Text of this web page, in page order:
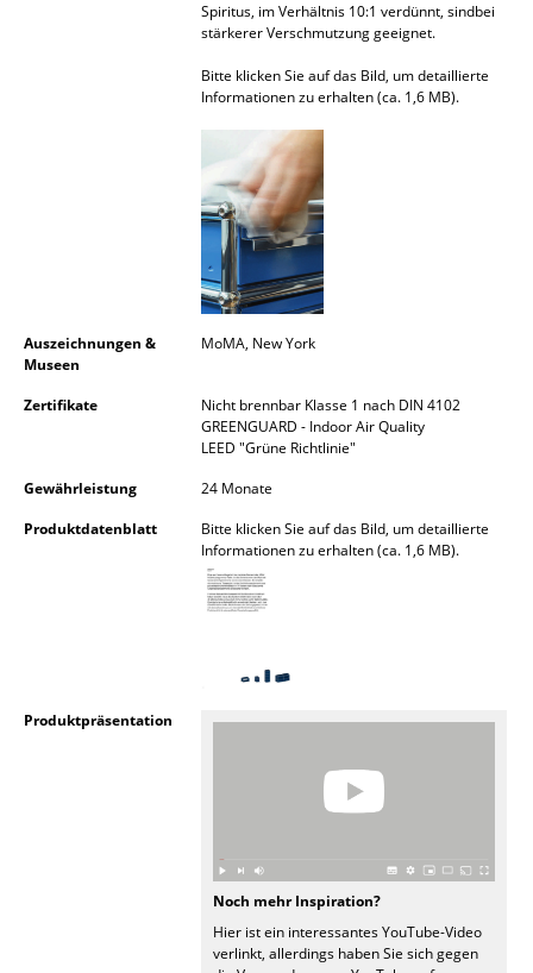
Aufbewahrungsboxen
Vorhänge
... alle Accessoires
Räume
Zuhause
Kinderzimmer
Spiritus, im Verhältnis 10:1 verdünnt, sindbei
stärkerer Verschmutzung geeignet.
Bitte klicken Sie auf das Bild, um detaillierte
Informationen zu erhalten (ca. 1,6 MB).
Auszeichnungen &
Museen
MoMA, New York
Zertifikate
Nicht brennbar Klasse 1 nach DIN 4102
GREENGUARD - Indoor Air Quality
LEED "Grüne Richtlinie"
Gewährleistung
24 Monate
Produktdatenblatt
Bitte klicken Sie auf das Bild, um detaillierte
Informationen zu erhalten (ca. 1,6 MB).
Produktpräsentation
Noch mehr Inspiration?
Hier ist ein interessantes YouTube-Video
verlinkt, allerdings haben Sie sich gegen